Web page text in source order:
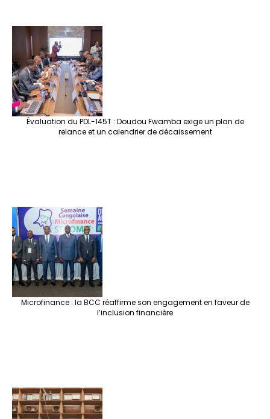
Évaluation du PDL-145T : Doudou Fwamba exige un plan de
relance et un calendrier de décaissement
Microfinance : la BCC réaffirme son engagement en faveur de
l’inclusion financière